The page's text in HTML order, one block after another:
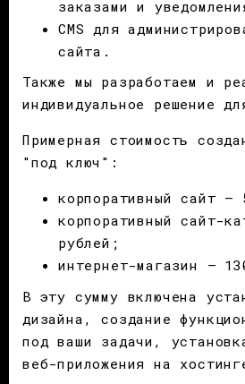
заказами и
CMS для
сайта.
Также мы разработаем и
индивидуальное решение
Примерная стоимость
"под ключ":
корпоративный сайт –
корпоративный сайт-
рублей;
интернет-магазин –
В эту сумму включена
дизайна, создание
под ваши задачи,
веб-приложения на